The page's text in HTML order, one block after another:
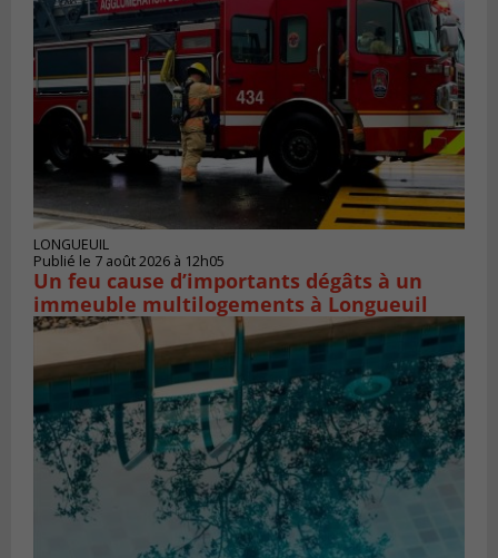
LONGUEUIL
Publié le 7 août 2026 à 12h05
Un feu cause d’importants dégâts à un
immeuble multilogements à Longueuil